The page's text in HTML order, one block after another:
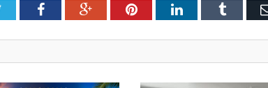
TwitterFacebookGoogle+PinterestLinkedInTumblr